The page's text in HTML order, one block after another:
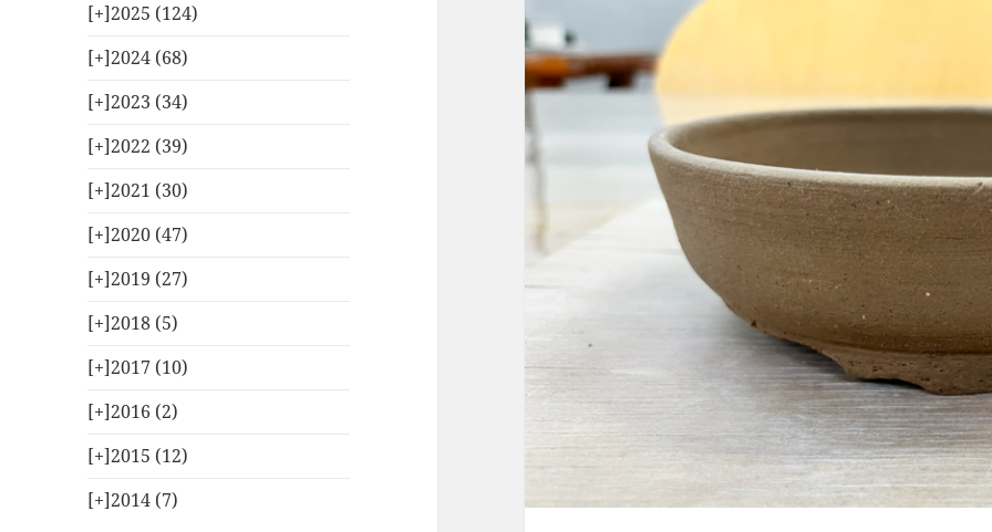
[+]2025 (124)
[+]2024 (68)
[+]2023 (34)
[+]2022 (39)
[+]2021 (30)
[+]2020 (47)
[+]2019 (27)
[+]2018 (5)
[+]2017 (10)
[+]2016 (2)
[+]2015 (12)
[+]2014 (7)